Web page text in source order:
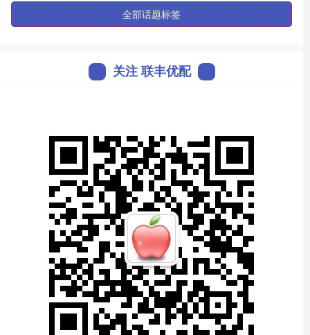
全部话题标签
关注 联丰优配